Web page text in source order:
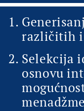
različitih
Selekcija
osnovu